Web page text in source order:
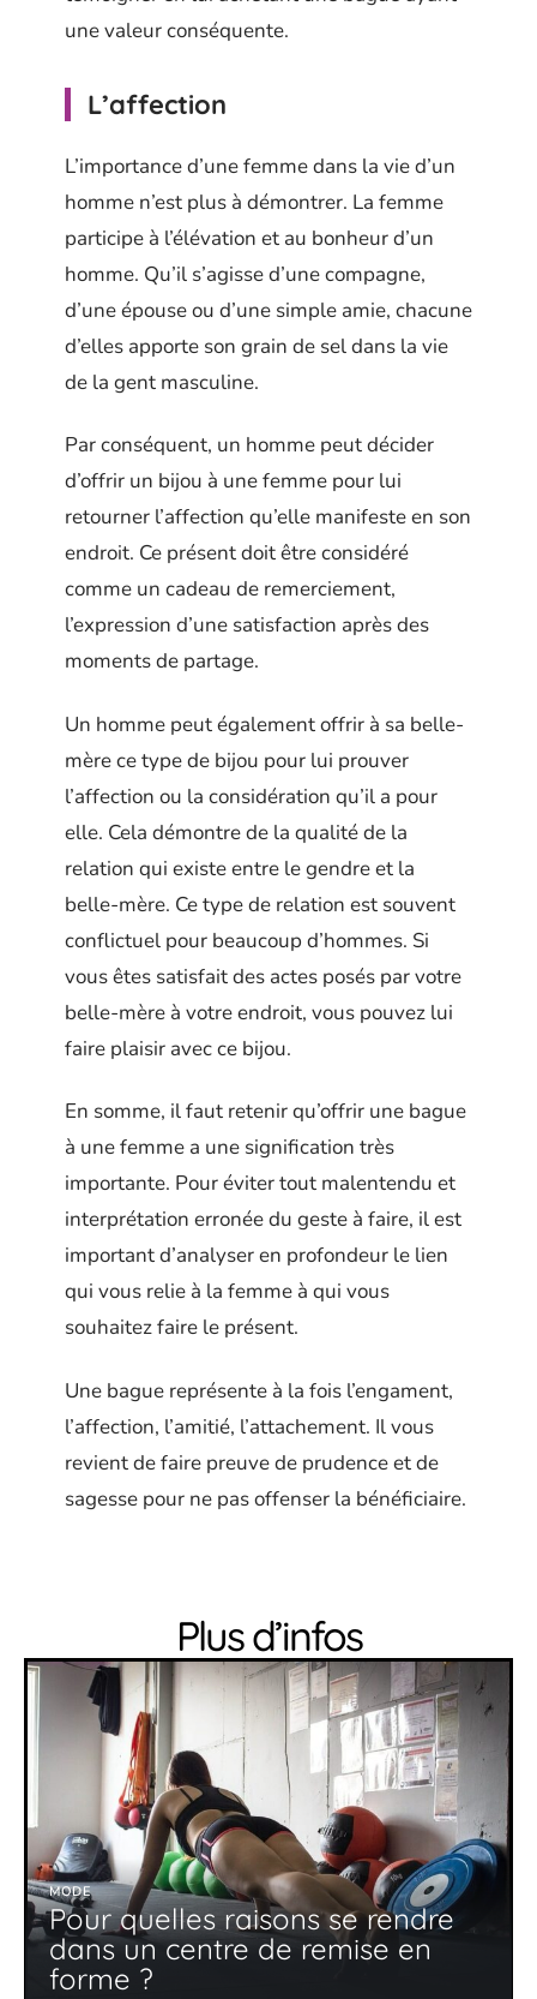
une valeur conséquente.
L’affection
L’importance d’une femme dans la vie d’un
homme n’est plus à démontrer. La femme
participe à l’élévation et au bonheur d’un
homme. Qu’il s’agisse d’une compagne,
d’une épouse ou d’une simple amie, chacune
d’elles apporte son grain de sel dans la vie
de la gent masculine.
Par conséquent, un homme peut décider
d’offrir un bijou à une femme pour lui
retourner l’affection qu’elle manifeste en son
endroit. Ce présent doit être considéré
comme un cadeau de remerciement,
l’expression d’une satisfaction après des
moments de partage.
Un homme peut également offrir à sa belle-
mère ce type de bijou pour lui prouver
l’affection ou la considération qu’il a pour
elle. Cela démontre de la qualité de la
relation qui existe entre le gendre et la
belle-mère. Ce type de relation est souvent
conflictuel pour beaucoup d’hommes. Si
vous êtes satisfait des actes posés par votre
belle-mère à votre endroit, vous pouvez lui
faire plaisir avec ce bijou.
En somme, il faut retenir qu’offrir une bague
à une femme a une signification très
importante. Pour éviter tout malentendu et
interprétation erronée du geste à faire, il est
important d’analyser en profondeur le lien
qui vous relie à la femme à qui vous
souhaitez faire le présent.
Une bague représente à la fois l’engament,
l’affection, l’amitié, l’attachement. Il vous
revient de faire preuve de prudence et de
sagesse pour ne pas offenser la bénéficiaire.
Plus d’infos
MODE
Pour quelles raisons se rendre
dans un centre de remise en
forme ?